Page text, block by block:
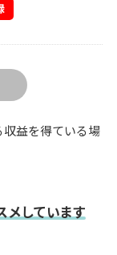
益を得ている場
メしています